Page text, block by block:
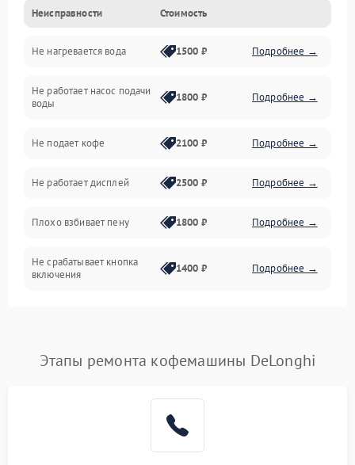
Прочие неисправности
Включение и работа
Проблемы с водой
Проблемы с капучинатором и паром
Управление и электроника
Программное обеспечение
Неисправности Стоимость
Не нагревается вода 1500 ₽ Подробнее →
Не работает насос подачи
воды
1800 ₽ Подробнее →
Не подает кофе 2100 ₽ Подробнее →
Не работает дисплей 2500 ₽ Подробнее →
Плохо взбивает пену 1800 ₽ Подробнее →
Не срабатывает кнопка
включения
1400 ₽ Подробнее →
Постоянные сбои в работе Подробнее →
Этапы ремонта кофемашины DeLonghi